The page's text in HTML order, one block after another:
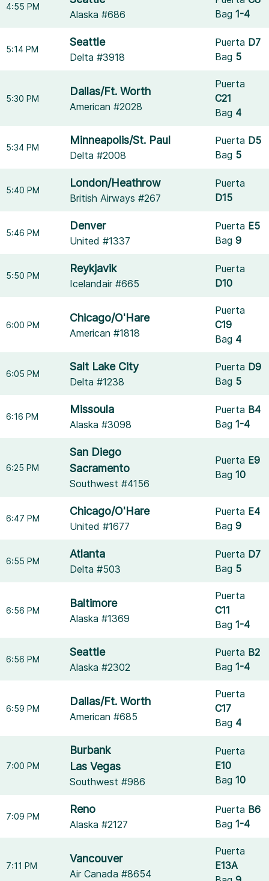
4:55 PM
Alaska #686
Bag1-4
5:14 PM
Seattle
Delta #3918
Puerta D7
Bag 5
5:30 PM
Dallas/Ft. Worth
American #2028
Puerta
C21
Bag 4
5:34 PM
Minneapolis/St. Paul
Delta #2008
Puerta D5
Bag 5
5:40 PM
London/Heathrow
British Airways #267
Puerta
D15
5:46 PM
Denver
United #1337
Puerta E5
Bag9
5:50 PM
Reykjavik
Icelandair #665
Puerta
D10
6:00 PM
Chicago/O'Hare
American #1818
Puerta
C19
Bag 4
6:05 PM
Salt Lake City
Delta #1238
Puerta D9
Bag 5
6:16 PM
Missoula
Alaska #3098
Puerta B4
Bag1-4
6:25 PM
San Diego
Sacramento
Southwest #4156
Puerta E9
Bag10
6:47 PM
Chicago/O'Hare
United #1677
Puerta E4
Bag9
6:55 PM
Atlanta
Delta #503
Puerta D7
Bag 5
6:56 PM
Baltimore
Alaska #1369
Puerta
C11
Bag1-4
6:56 PM
Seattle
Alaska #2302
Puerta B2
Bag1-4
6:59 PM
Dallas/Ft. Worth
American #685
Puerta
C17
Bag 4
7:00 PM
Burbank
Las Vegas
Southwest #986
Puerta
E10
Bag10
7:09 PM
Reno
Alaska #2127
Puerta B6
Bag1-4
7:11 PM
Vancouver
Air Canada #8654
Puerta
E13A